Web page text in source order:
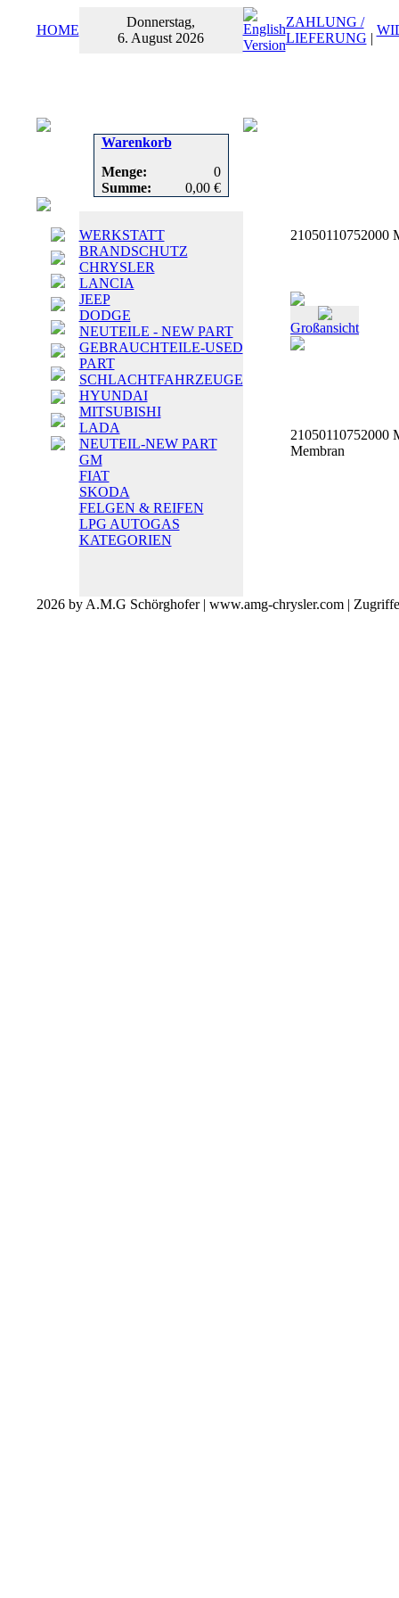
HOME
Donnerstag,
6. August 2026
ZAHLUNG /
LIEFERUNG |
Warenkorb
Menge:
0
Summe:
0,00 €
WERKSTATT
BRANDSCHUTZ
CHRYSLER
LANCIA
JEEP
DODGE
NEUTEILE - NEW PART
GEBRAUCHTEILE-USED
PART
SCHLACHTFAHRZEUGE
HYUNDAI
MITSUBISHI
LADA
NEUTEIL-NEW PART
GM
FIAT
SKODA
FELGEN & REIFEN
LPG AUTOGAS
KATEGORIEN
21050110752000
Großansicht
21050110752000
Membran
2026 by A.M.G Schörghofer | www.amg-chrysler.com |